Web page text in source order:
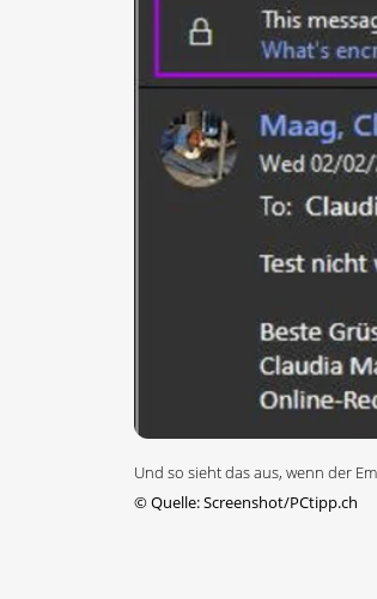
Und so sieht das aus, wenn der
©Quelle: Screenshot/PCtipp.ch